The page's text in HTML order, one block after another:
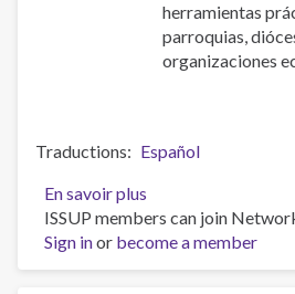
herramientas
parroquias,
organizaciones
Traductions
Español
En savoir plus
Manual
de
la
ISSUP members can join
Sign inor become a member